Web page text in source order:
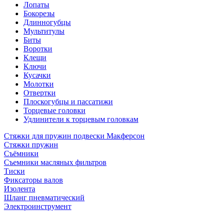
Лопаты
Бокорезы
Длинногубцы
Мультитулы
Биты
Воротки
Клещи
Ключи
Кусачки
Молотки
Отвертки
Плоскогубцы и пассатижи
Торцевые головки
Удлинители к торцевым головкам
Стяжки для пружин подвески Макферсон
Стяжки пружин
Съёмники
Съемники масляных фильтров
Тиски
Фиксаторы валов
Изолента
Шланг пневматический
Электроинструмент